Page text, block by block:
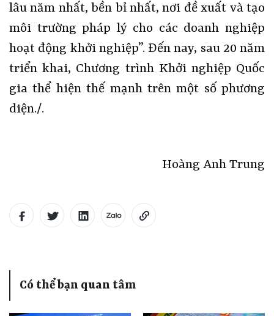
lâu năm nhất, bền bỉ nhất, nơi đề xuất và tạo
môi trường pháp lý cho các doanh nghiệp
hoạt động khởi nghiệp”. Đến nay, sau 20 năm
triển khai, Chương trình Khởi nghiệp Quốc
gia thể hiện thế mạnh trên một số phương
diện./.
Hoàng Anh Trung
Có thể bạn quan tâm